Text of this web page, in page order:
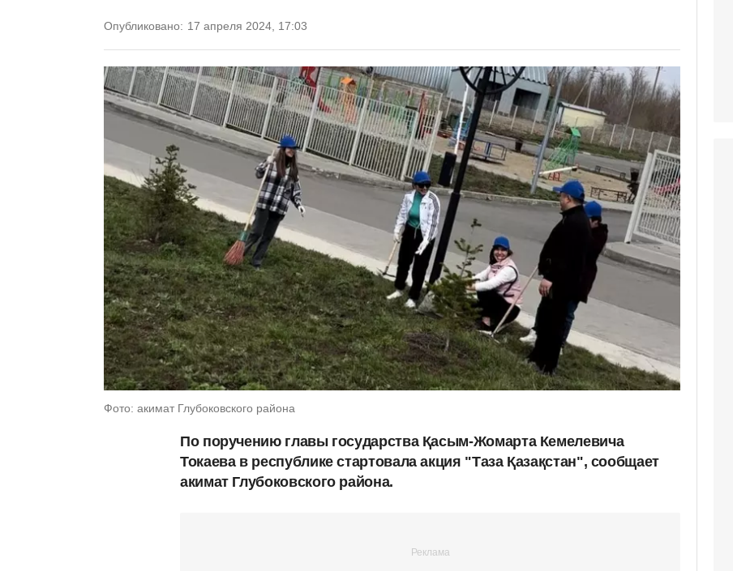
Опубликовано: 17 апреля 2024, 17:03
Фото: акимат Глубоковского района
По поручению главы государства Қасым-Жомарта Кемелевича
Токаева в республике стартовала акция "Таза Қазақстан", сообщает
акимат Глубоковского района.